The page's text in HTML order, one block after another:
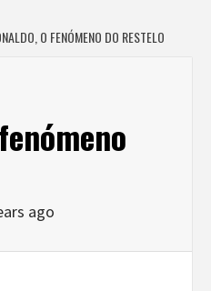
O FENÓMENO DO RESTELO
ago